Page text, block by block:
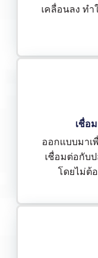
เคลื่อนลง ทำ
เชื่อ
ออกแบบมาเ
เชื่อมต่อกับป
โดยไม่ต้